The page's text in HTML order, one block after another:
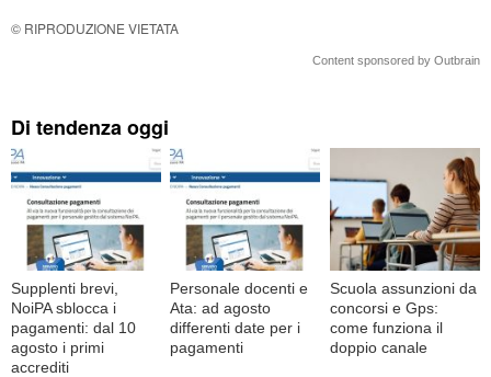
© RIPRODUZIONE VIETATA
Content sponsored by Outbrain
Di tendenza oggi
Supplenti brevi,
NoiPA sblocca i
pagamenti: dal 10
agosto i primi
accrediti
Personale docenti e
Ata: ad agosto
differenti date per i
pagamenti
Scuola assunzioni da
concorsi e Gps:
come funziona il
doppio canale